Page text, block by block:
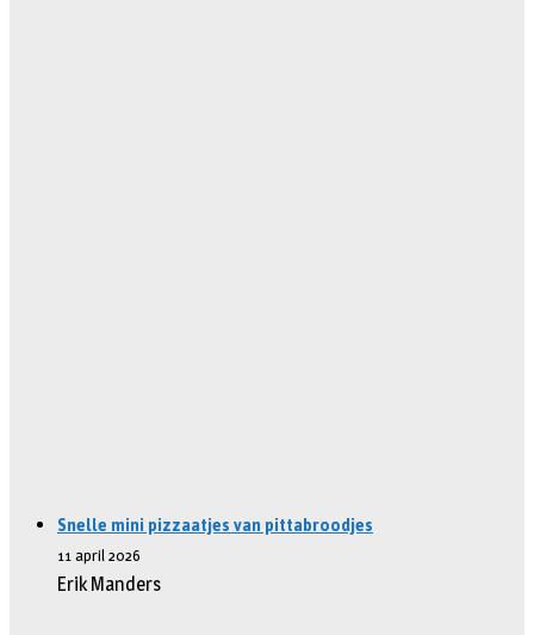
Snelle mini pizzaatjes van pittabroodjes
11 april 2026
Erik Manders